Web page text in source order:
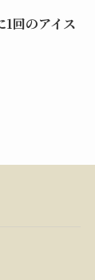
回のアイス